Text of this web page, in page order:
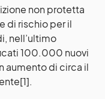
non protetta
di rischio per il
nell’ultimo
100.000 nuovi
aumento di circa il